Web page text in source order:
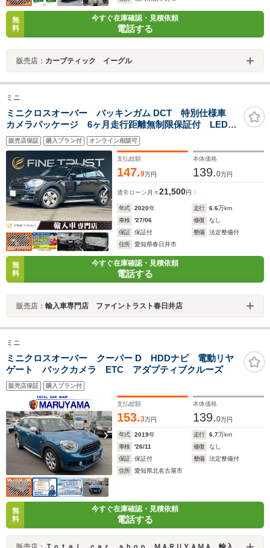
無
料
今すぐ在庫確認・見積依頼
電話する
販売店： カーブティック イーグル
ミニ
ミニクロスオーバー バッキンガム DCT 特別仕様車
カメラパッケージ 6ヶ月走行距離無制限保証付 LEDヘ
ッドライト パワーバックドア アダプティブクルーズ
コントロール 禁煙車 バックカメラ パーキングディ
スタンスコントロール Bluetooth
販売店保証 購入プラン付 オンライン相談可
支払総額
147.9万円
本体価格
139.0万円
通常ローン 月々21,500円
年式 2020年 走行 6.6万km
車検
'27/06 修復
なし
保証
保証付 整備
法定整備付
住所
愛知県春日井市
無
料
今すぐ在庫確認・見積依頼
電話する
販売店： 輸入車専門店 ファイントラスト春日井店
ミニ
ミニクロスオーバー クーパー D HDDナビ 電動リヤ
ゲート バックカメラ ETC アダプティブクルーズ
販売店保証 購入プラン付
支払総額
153.3万円
本体価格
139.0万円
年式 2019年 走行 6.7万km
車検
'26/11 修復
なし
保証
保証付 整備
法定整備付
住所
愛知県北名古屋市
無
料
今すぐ在庫確認・見積依頼
電話する